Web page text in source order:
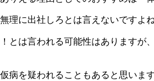
理に出社しろとは言えないですよね
とは言われる可能性はありますが
病を疑われることもあると思います